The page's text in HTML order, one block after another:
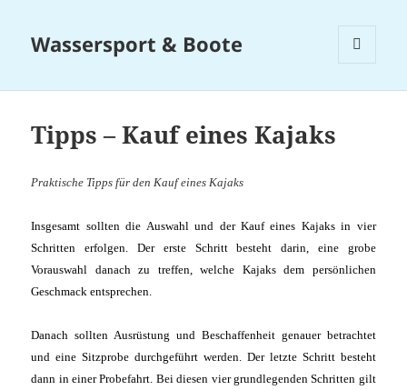
Wassersport & Boote
Tipps – Kauf eines Kajaks
Praktische Tipps für den Kauf eines Kajaks
Insgesamt sollten die Auswahl und der Kauf eines Kajaks in vier
Schritten erfolgen. Der erste Schritt besteht darin, eine grobe
Vorauswahl danach zu treffen, welche Kajaks dem persönlichen
Geschmack entsprechen.
Danach sollten Ausrüstung und Beschaffenheit genauer betrachtet
und eine Sitzprobe durchgeführt werden. Der letzte Schritt besteht
dann in einer Probefahrt. Bei diesen vier grundlegenden Schritten gilt